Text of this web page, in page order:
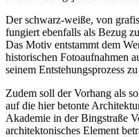
Der schwarz-weiße, von
fungiert ebenfalls als Bezug
Das Motiv entstammt dem
historischen Fotoaufnahmen
seinem Entstehungsprozess
Zudem soll der Vorhang als
auf die hier betonte
Akademie in der Bingstraße
architektonisches Element